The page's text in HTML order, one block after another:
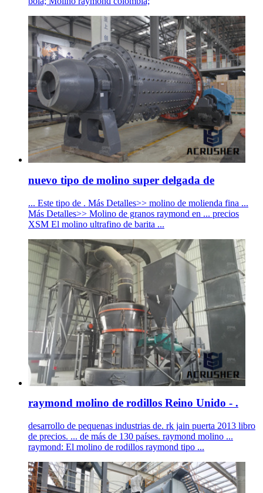
nuevo tipo de molino super delgada de
... Este tipo de . Más Detalles>> molino de molienda fina ...
Más Detalles>> Molino de granos raymond en ... precios
XSM El molino ultrafino de barita ...
raymond molino de rodillos Reino Unido - .
desarrollo de pequenas industrias de. rk jain puerta 2013 libro
de precios. ... de más de 130 países. raymond molino ...
raymond: El molino de rodillos raymond tipo ...